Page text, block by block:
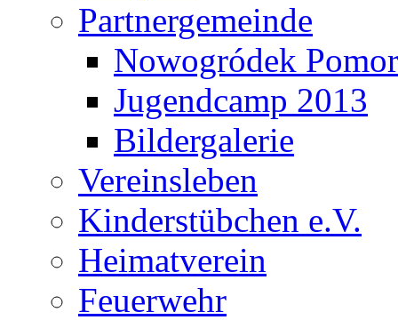
Partnergemeinde
Nowogródek
Jugendcamp 2013
Bildergalerie
Vereinsleben
Kinderstübchen e.V.
Heimatverein
Feuerwehr